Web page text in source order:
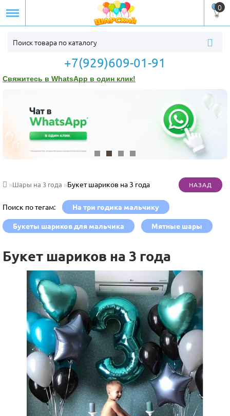
0
+7(929)609-01-91
Свяжитесь в WhatsApp в один клик!
Шары на 3 года Букет шариков на 3 года
Поиск по тегам: На три годика мальчику
Букеты шариков для мальчика Мятные шары
Букет шариков на 3 года